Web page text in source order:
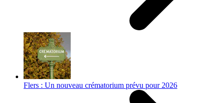
Flers : Un nouveau crématorium prévu pour 2026